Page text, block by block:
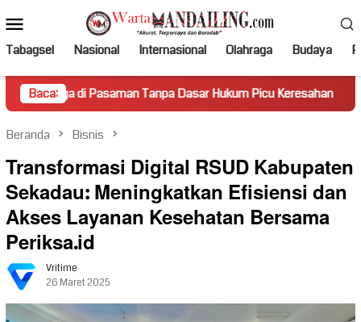
ke
kontenMobile
Tabagsel Nasional Internasional Olahraga Budaya
Baca:Tanpa Dasar Hukum Picu Keresahan Truk Miring
Beranda Bisnis
Transformasi Digital RSUD Kabupaten
Sekadau: Meningkatkan Efisiensi dan
Akses Layanan Kesehatan Bersama
Periksa.id
Vritime
26 Maret 2025